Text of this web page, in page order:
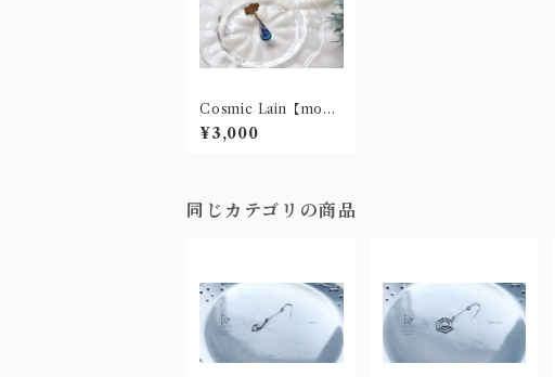
Cosmic Lain【mono
ver.】
¥3,000
同じカテゴリの商品